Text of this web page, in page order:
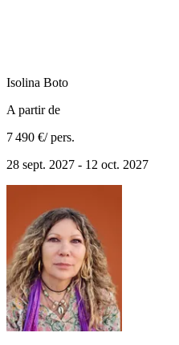
Isolina Boto
A partir de
7 490 €/ pers.
28 sept. 2027 - 12 oct. 2027